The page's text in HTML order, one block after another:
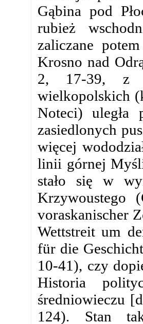
Gąbina pod
rubież
zaliczane
Krosno nad
2, 17-39, z
wielkopolskich
Noteci) uległa
zasiedlonych
więcej
linii górnej
stało się w
Krzywoustego
voraskanischer
Wettstreit um
für die
10-41), czy
Historia
średniowieczu
124). Stan